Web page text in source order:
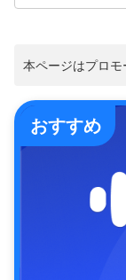
本ページはプロ
おすすめ